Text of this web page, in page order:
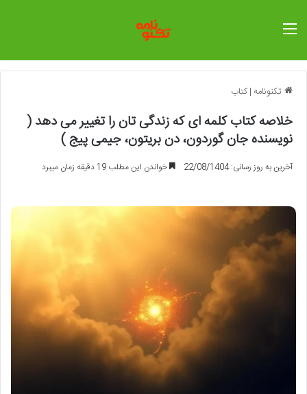
تکنونامه |کتاب
خلاصه کتاب کلمه ای که زندگی تان را تغییر می دهد (
نویسنده جان گوردون، دن بریتون، جیمی پیج )
آخرین به روز رسانی: 22/08/1404 خواندن این مطلب 19 دقیقه زمان میبرد